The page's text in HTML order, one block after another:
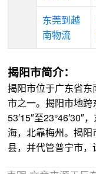
东莞到越
南物流
揭阳市简介：
揭阳市位于广东省
市之一。揭阳市地跨
53′15″至23°46′30″
海，北靠梅州。揭
县，并代管普宁市，